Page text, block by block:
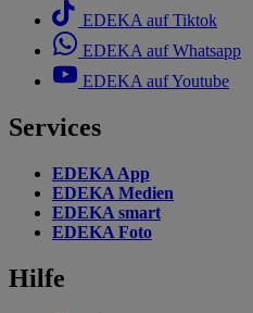
EDEKA auf Tiktok
EDEKA auf Whatsapp
EDEKA auf Youtube
Services
EDEKA App
EDEKA Medien
EDEKA smart
EDEKA Foto
Hilfe